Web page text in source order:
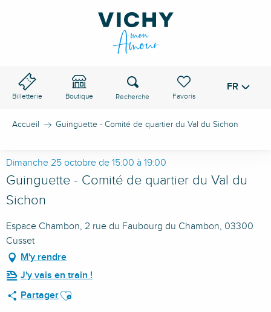
Billetterie Boutique
Voir les favoris
Recherche FR
Accueil Guinguette - Comité de quartier du Val du Sichon
Dimanche 25 octobre de 15:00 à 19:00
Guinguette - Comité de quartier du Val du
Sichon
Espace Chambon, 2 rue du Faubourg du Chambon, 03300
Cusset
M'y rendre
J'y vais en train !
PartagerAjouter aux favoris